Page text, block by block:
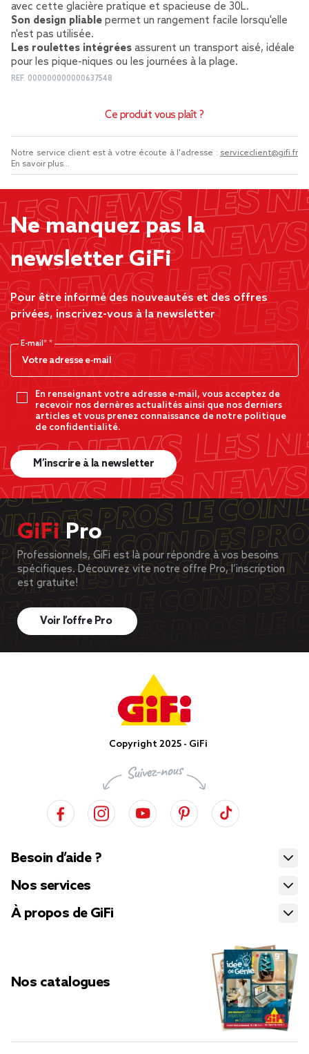
avec cette glacière pratique et spacieuse de 30L.
Son design pliable permet un rangement facile lorsqu'elle
n'est pas utilisée.
Les roulettes intégrées assurent un transport aisé, idéale
pour les pique-niques ou les journées à la plage.
REF. 000000000000637548
Ce produit vous plaît ?
Notre service client est à votre écoute à l'adresse : serviceclient@gifi.fr
En savoir plus...
Ne manquez pas la
newsletter GiFi
Pour être informé des nouveautés et des offres
privées, inscrivez-vous à la newsletter
E-mail*
En renseignant votre adresse e-mail, vous acceptez de
recevoir nos dernères actualités ainsi que nos derniers
articles et vous prenez connaissance de notre politique
de confidentialité.
M’inscrire à la newsletter
GiFiPro
Professionnels, GiFi est là pour répondre à vos besoins
spécifiques. Découvrez vite notre offre Pro, l’inscription
est gratuite!
Voir l’offre Pro
Copyright 2025 - GiFi
Besoin d’aide ?
Nos services
À propos de GiFi
Nos catalogues